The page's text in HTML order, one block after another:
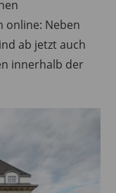
online: Neben
ab jetzt auch
innerhalb der